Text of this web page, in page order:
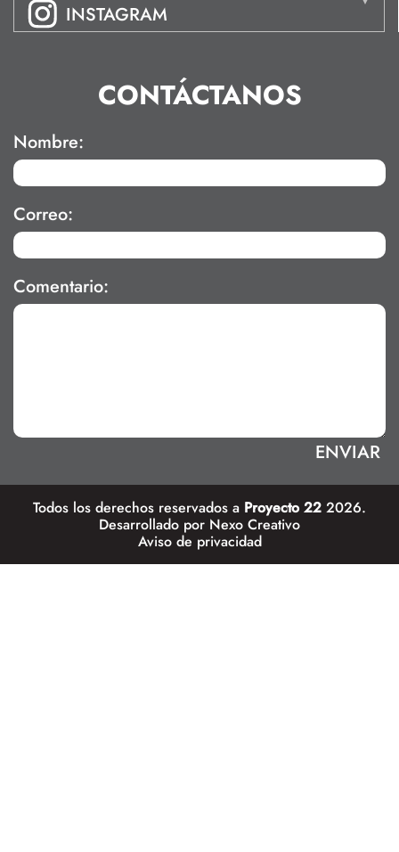
INSTAGRAM
CONTÁCTANOS
Nombre:
Correo:
Comentario:
Todos los derechos reservados a Proyecto 22 2026.
Desarrollado por Nexo Creativo
Aviso de privacidad